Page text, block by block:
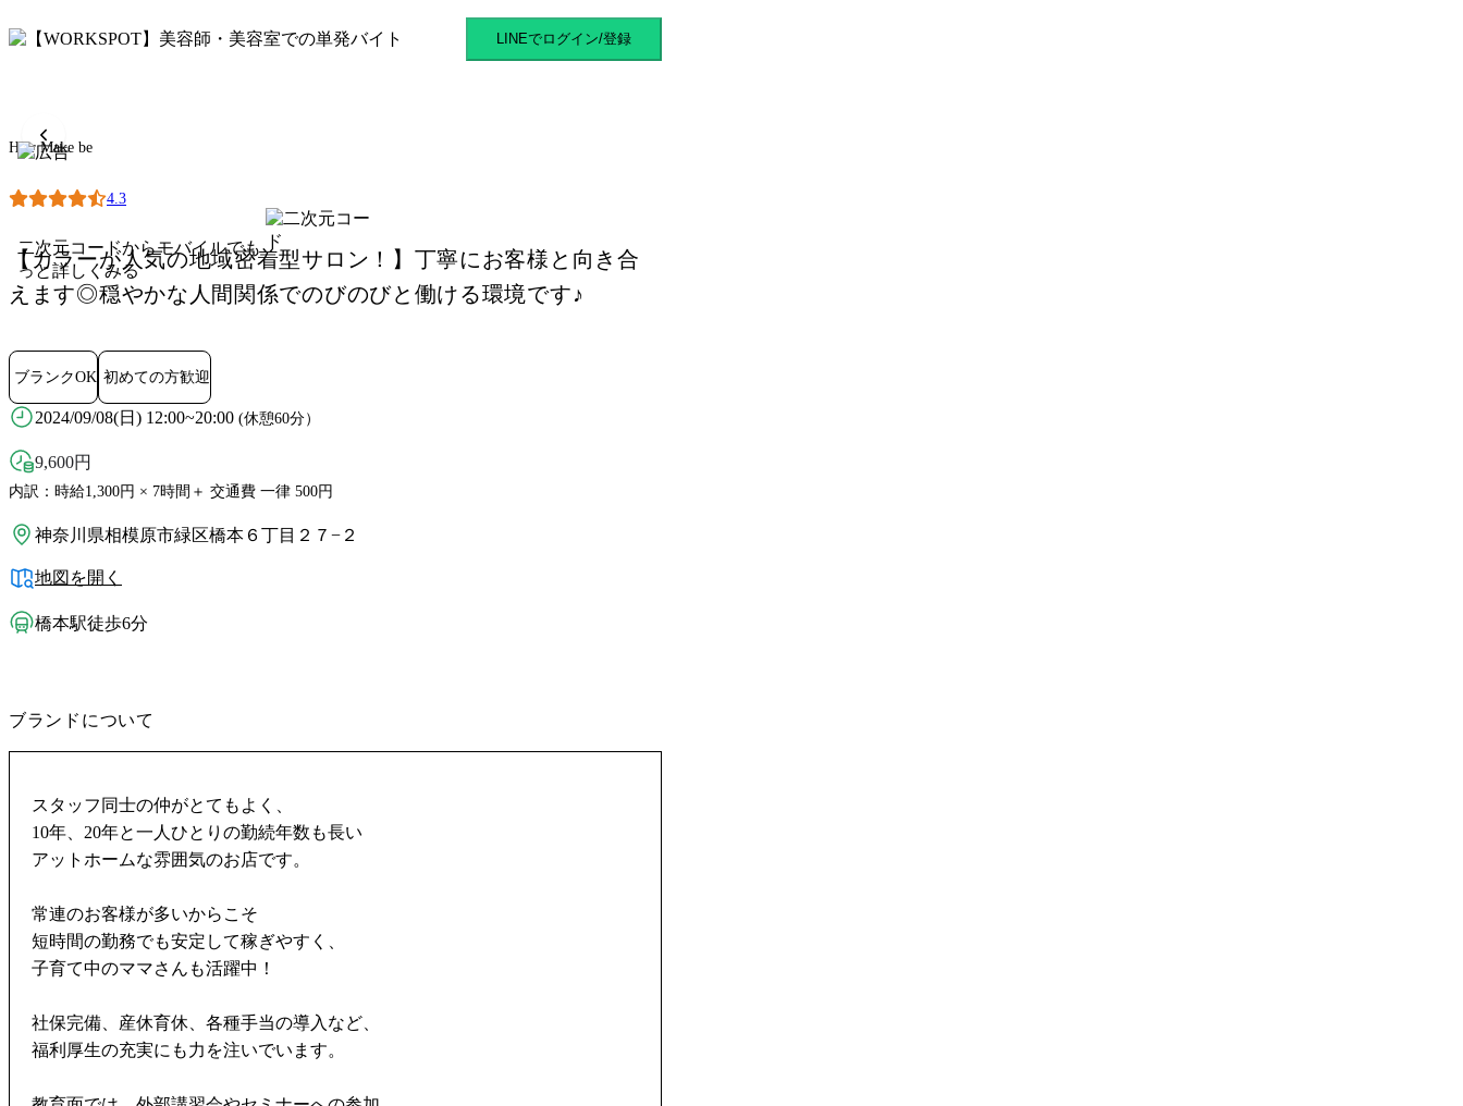
二次元コードからモバイルでも
っと詳しくみる
Hair Make be 橋本駅のスキマバイト
LINEでログイン/登録
Hair Make be
4.3
【カラーが人気の地域密着型サロン！】丁寧にお客様と向き合
えます◎穏やかな人間関係でのびのびと働ける環境です♪
ブランクOK 初めての方歓迎
2024/09/08(日) 12:00~20:00 (休憩60分）
9,600円
内訳：時給1,300円 × 7時間＋ 交通費 一律 500円
神奈川県相模原市緑区橋本６丁目２７−２
地図を開く
橋本駅徒歩6分
ブランドについて
スタッフ同士の仲がとてもよく、
10年、20年と一人ひとりの勤続年数も長い
アットホームな雰囲気のお店です。
常連のお客様が多いからこそ
短時間の勤務でも安定して稼ぎやすく、
子育て中のママさんも活躍中！
社保完備、産休育休、各種手当の導入など、
福利厚生の充実にも力を注いでいます。